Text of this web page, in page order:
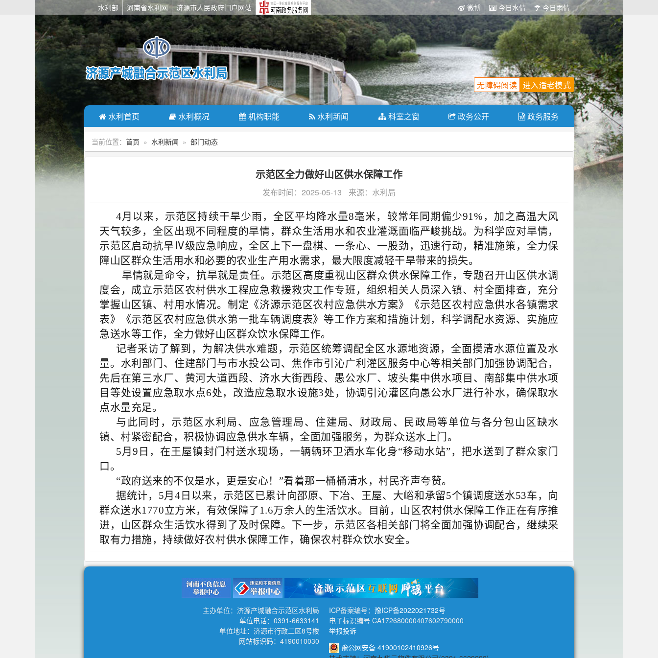
水利部 河南省水利网 济源市人民政府门户网站 微博 今日水情 今日雨情
进入适老模式
无障碍阅读
水利首页 水利概况 机构职能 水利新闻 科室之窗 政务公开 政务服务
当前位置： 首页 » 水利新闻 » 部门动态
示范区全力做好山区供水保障工作
发布时间：2025-05-13 来源：水利局
4月以来，示范区持续干旱少雨，全区平均降水量8毫米，较常年同期偏少91%，加之高温大风
天气较多，全区出现不同程度的旱情，群众生活用水和农业灌溉面临严峻挑战。为科学应对旱情，
示范区启动抗旱Ⅳ级应急响应，全区上下一盘棋、一条心、一股劲，迅速行动，精准施策，全力保
障山区群众生活用水和必要的农业生产用水需求，最大限度减轻干旱带来的损失。
旱情就是命令，抗旱就是责任。示范区高度重视山区群众供水保障工作，专题召开山区供水调
度会，成立示范区农村供水工程应急救援救灾工作专班，组织相关人员深入镇、村全面排查，充分
掌握山区镇、村用水情况。制定《济源示范区农村应急供水方案》《示范区农村应急供水各镇需求
表》《示范区农村应急供水第一批车辆调度表》等工作方案和措施计划，科学调配水资源、实施应
急送水等工作，全力做好山区群众饮水保障工作。
记者采访了解到，为解决供水难题，示范区统筹调配全区水源地资源，全面摸清水源位置及水
量。水利部门、住建部门与市水投公司、焦作市引沁广利灌区服务中心等相关部门加强协调配合，
先后在第三水厂、黄河大道西段、济水大街西段、愚公水厂、坡头集中供水项目、南部集中供水项
目等处设置应急取水点6处，改造应急取水设施3处，协调引沁灌区向愚公水厂进行补水，确保取水
点水量充足。
与此同时，示范区水利局、应急管理局、住建局、财政局、民政局等单位与各分包山区缺水
镇、村紧密配合，积极协调应急供水车辆，全面加强服务，为群众送水上门。
5月9日，在王屋镇封门村送水现场，一辆辆环卫洒水车化身“移动水站”，把水送到了群众家门
口。
“政府送来的不仅是水，更是安心！”看着那一桶桶清水，村民齐声夸赞。
据统计，5月4日以来，示范区已累计向邵原、下冶、王屋、大峪和承留5个镇调度送水53车，向
群众送水1770立方米，有效保障了1.6万余人的生活饮水。目前，山区农村供水保障工作正在有序推
进，山区群众生活饮水得到了及时保障。下一步，示范区各相关部门将全面加强协调配合，继续采
取有力措施，持续做好农村供水保障工作，确保农村群众饮水安全。
主办单位：济源产城融合示范区水利局
单位电话：0391-6633141
单位地址：济源市行政二区8号楼
网站标识码：4190010030
ICP备案编号： 豫ICP备2022021732号
电子标识编号 CA172680000407602790000
举报投诉
豫公网安备 41900102410926号